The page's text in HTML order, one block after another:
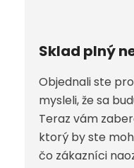
Sklad plný
Objednali ste
mysleli, že sa
Teraz vám
ktorý by ste
čo zákazníci